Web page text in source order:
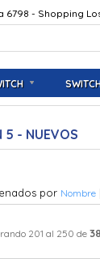
6798 - Shopping
5 - NUEVOS
por Nombre
201 al 250 de